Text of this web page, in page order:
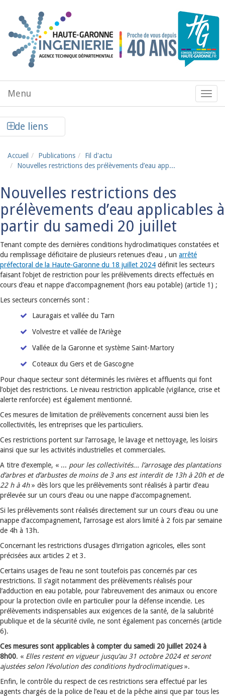
Menu
de
Menu
de liens
Accueil Publications
Fil d'actu
Nouvelles restrictions des prélèvements d’eau app...
Nouvelles restrictions des
prélèvements d’eau applicables à
partir du samedi 20 juillet
Tenant compte des dernières conditions hydroclimatiques constatées et
du remplissage déficitaire de plusieurs retenues d’eau , un arrêté
préfectoral de la Haute-Garonne du 18 juillet 2024 définit les secteurs
faisant l’objet de restriction pour les prélèvements directs effectués en
cours d’eau et nappe d’accompagnement (hors eau potable) (article 1) ;
Les secteurs concernés sont :
Lauragais et vallée du Tarn
Volvestre et vallée de l’Ariège
Vallée de la Garonne et système Saint-Martory
Coteaux du Gers et de Gascogne
Pour chaque secteur sont déterminés les rivières et affluents qui font
l’objet des restrictions. Le niveau restriction applicable (vigilance, crise et
alerte renforcée) est également mentionné.
Ces mesures de limitation de prélèvements concernent aussi bien les
collectivités, les entreprises que les particuliers.
Ces restrictions portent sur l’arrosage, le lavage et nettoyage, les loisirs
ainsi que sur les activités industrielles et commerciales.
A titre d’exemple, « ... pour les collectivités... l’arrosage des plantations
d’arbres et d’arbustes de moins de 3 ans est interdit de 13h à 20h et de
22 h à 4h» dès lors que les prélèvements sont réalisés à partir d’eau
prélevée sur un cours d’eau ou une nappe d’accompagnement.
Si les prélèvements sont réalisés directement sur un cours d’eau ou une
nappe d’accompagnement, l’arrosage est alors limité à 2 fois par semaine
de 4h à 13h.
Concernant les restrictions d’usages d’irrigation agricoles, elles sont
précisées aux articles 2 et 3.
Certains usages de l’eau ne sont toutefois pas concernés par ces
restrictions. Il s’agit notamment des prélèvements réalisés pour
l’adduction en eau potable, pour l’abreuvement des animaux ou encore
pour la protection civile en particulier pour la défense incendie. Les
prélèvements indispensables aux exigences de la santé, de la salubrité
publique et de la sécurité civile, ne sont également pas concernés (article
6).
Ces mesures sont applicables à compter du samedi 20 juillet 2024 à
8h00. « Elles restent en vigueur jusqu’au 31 octobre 2024 et seront
ajustées selon l’évolution des conditions hydroclimatiques».
Enfin, le contrôle du respect de ces restrictions sera effectué par les
agents chargés de la police de l’eau et de la pêche ainsi que par tous les